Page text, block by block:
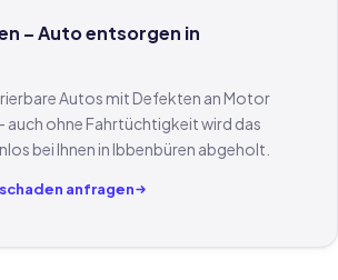
– Auto entsorgen in
Autos mit Defekten an Motor
ohne Fahrtüchtigkeit wird das
bei Ihnen in Ibbenbüren abgeholt.
anfragen